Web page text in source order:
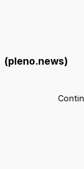
(pleno.news)